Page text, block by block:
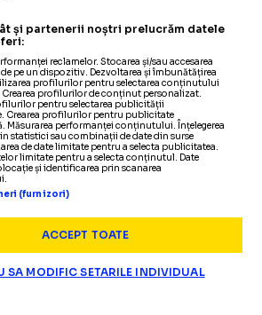
și partenerii noștri prelucrăm datele
reclamelor. Stocarea și/sau accesarea
pe un dispozitiv. Dezvoltarea și îmbunătățirea
profilurilor pentru selectarea conținutului
profilurilor de conținut personalizat.
pentru selectarea publicității
Crearea profilurilor pentru publicitate
Măsurarea performanței conținutului. Înțelegerea
statistici sau combinații de date din surse
de date limitate pentru a selecta publicitatea.
limitate pentru a selecta conținutul. Date
și identificarea prin scanarea
(furnizori)
ACCEPT TOATE
SA MODIFIC SETARILE INDIVIDUAL